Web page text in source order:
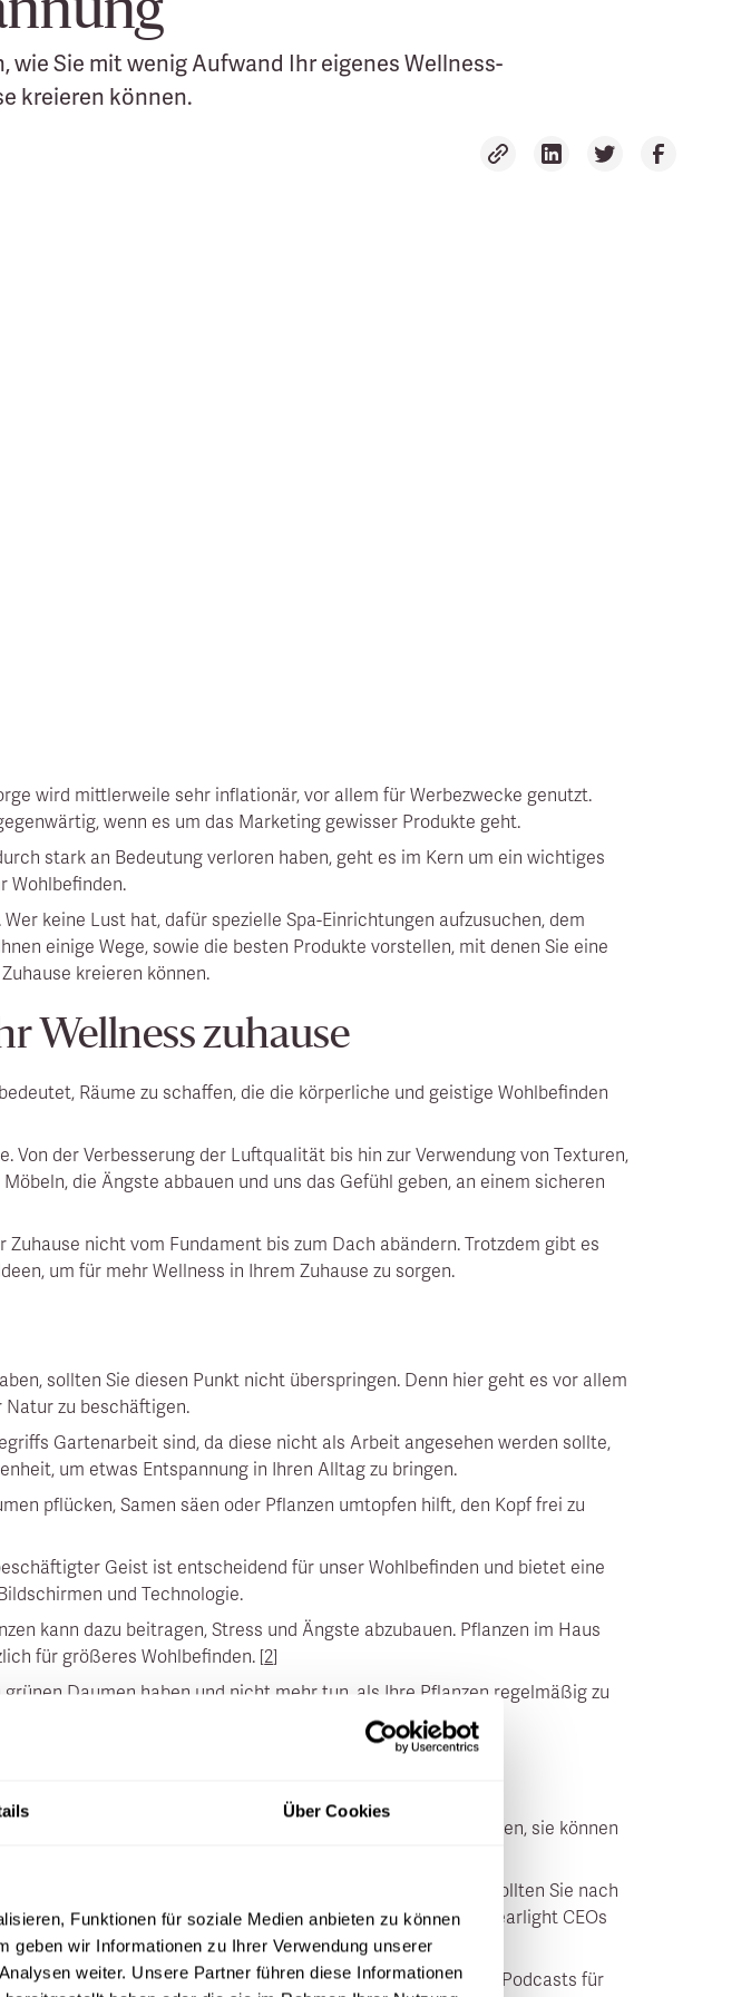
Über Cookies
Funktionen für soziale Medien anbieten zu können
geben wir Informationen zu Ihrer Verwendung unserer
weiter. Unsere Partner führen diese Informationen
Sie mit wenig Aufwand Ihr eigenes Wellness-
kreieren können.
wird mittlerweile sehr inflationär, vor allem für Werbezwecke genutzt.
wenn es um das Marketing gewisser Produkte geht.
stark an Bedeutung verloren haben, geht es im Kern um ein wichtiges
Wohlbefinden.
keine Lust hat, dafür spezielle Spa-Einrichtungen aufzusuchen, dem
einige Wege, sowie die besten Produkte vorstellen, mit denen Sie eine
kreieren können.
Wellness zuhause
Räume zu schaffen, die die körperliche und geistige Wohlbefinden
Von der Verbesserung der Luftqualität bis hin zur Verwendung von Texturen,
die Ängste abbauen und uns das Gefühl geben, an einem sicheren
Zuhause nicht vom Fundament bis zum Dach abändern. Trotzdem gibt es
um für mehr Wellness in Ihrem Zuhause zu sorgen.
sollten Sie diesen Punkt nicht überspringen. Denn hier geht es vor allem
Natur zu beschäftigen.
Gartenarbeit sind, da diese nicht als Arbeit angesehen werden sollte,
um etwas Entspannung in Ihren Alltag zu bringen.
pflücken, Samen säen oder Pflanzen umtopfen hilft, den Kopf frei zu
Geist ist entscheidend für unser Wohlbefinden und bietet eine
und Technologie.
kann dazu beitragen, Stress und Ängste abzubauen. Pflanzen im Haus
für größeres Wohlbefinden. [2]
Daumen haben und nicht mehr tun, als Ihre Pflanzen regelmäßig zu
entspannende Atmosphäre in ihrem Zuhause.
Podcast zu entdecken. Podcasts können nicht nur unterhalten, sie können
Ernährung und geistige Wohlbefinden mangelt es nicht. Sollten Sie nach
Ihr Wohlbefinden suchen, empfehlen wir den Podcast der Clearlight CEOs
Hintergrundgeräuschen suchen, sind vielleicht ASMR Podcasts für